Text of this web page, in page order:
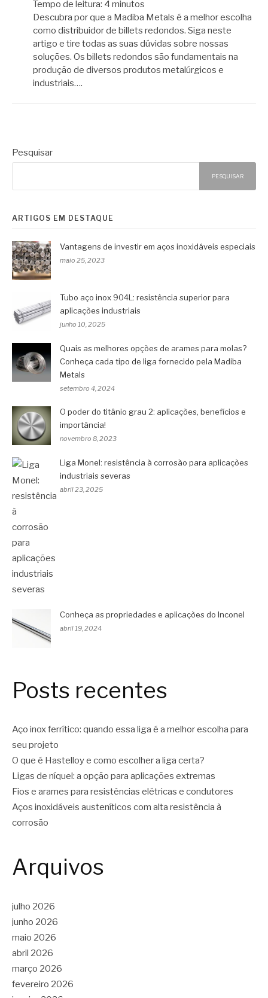
Tempo de leitura: 4 minutos
Descubra por que a Madiba Metals é a melhor escolha
como distribuidor de billets redondos. Siga neste
artigo e tire todas as suas dúvidas sobre nossas
soluções. Os billets redondos são fundamentais na
produção de diversos produtos metalúrgicos e
industriais….
Pesquisar
PESQUISAR
ARTIGOS EM DESTAQUE
Vantagens de investir em aços inoxidáveis especiais
maio 25, 2023
Tubo aço inox 904L: resistência superior para
aplicações industriais
junho 10, 2025
Quais as melhores opções de arames para molas?
Conheça cada tipo de liga fornecido pela Madiba
Metals
setembro 4, 2024
O poder do titânio grau 2: aplicações, benefícios e
importância!
novembro 8, 2023
Liga Monel: resistência à corrosão para aplicações
industriais severas
abril 23, 2025
Conheça as propriedades e aplicações do Inconel
abril 19, 2024
Posts recentes
Aço inox ferrítico: quando essa liga é a melhor escolha para
seu projeto
O que é Hastelloy e como escolher a liga certa?
Ligas de níquel: a opção para aplicações extremas
Fios e arames para resistências elétricas e condutores
Aços inoxidáveis austeníticos com alta resistência à
corrosão
Arquivos
julho 2026
junho 2026
maio 2026
abril 2026
março 2026
fevereiro 2026